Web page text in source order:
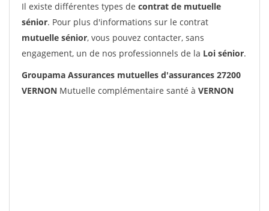
Il existe différentes types de contrat de mutuelle
sénior. Pour plus d'informations sur le contrat
mutuelle sénior, vous pouvez contacter, sans
engagement, un de nos professionnels de la Loi sénior.
Groupama Assurances mutuelles d'assurances 27200
VERNON Mutuelle complémentaire santé à VERNON